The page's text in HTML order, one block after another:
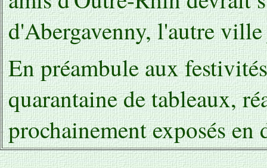
d'Abergavenny, l'autre
En préambule aux
quarantaine de tableaux,
prochainement exposés